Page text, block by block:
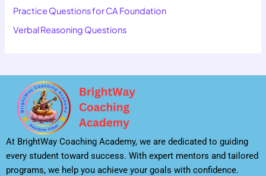
Practice Questions for CA Foundation
Verbal Reasoning Questions
At BrightWay Coaching Academy, we are dedicated to guiding
every student toward success. With expert mentors and tailored
programs, we help you achieve your goals with confidence.